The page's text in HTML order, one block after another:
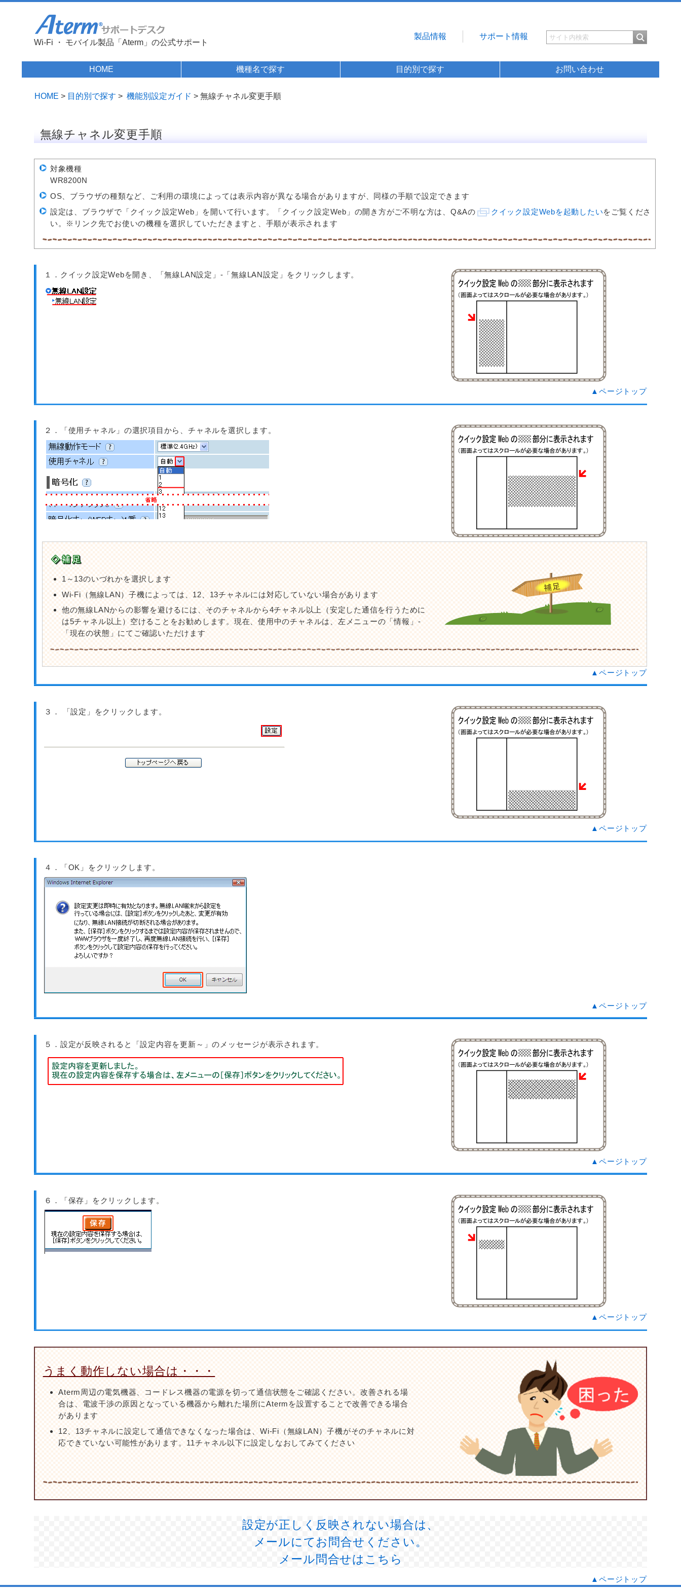
Wi-Fi ・ モバイル製品「Aterm」の公式サポート
製品情報 サポート情報
HOME 機種名で探す 目的別で探す お問い合わせ
HOME > 目的別で探す >機能別設定ガイド > 無線チャネル変更手順
無線チャネル変更手順
対象機種
WR8200N
OS、ブラウザの種類など、ご利用の環境によっては表示内容が異なる場合がありますが、同様の手順で設定できます
設定は、ブラウザで「クイック設定Web」を開いて行います。「クイック設定Web」の開き方がご不明な方は、Q&Aの
クイック設定Webを起動したいをご覧くださ
い。※リンク先でお使いの機種を選択していただきますと、手順が表示されます
１．クイック設定Webを開き、「無線LAN設定」-「無線LAN設定」をクリックします。
▲ページトップ
２．「使用チャネル」の選択項目から、チャネルを選択します。
1～13のいづれかを選択します
Wi-Fi（無線LAN）子機によっては、12、13チャネルには対応していない場合があります
他の無線LANからの影響を避けるには、そのチャネルから4チャネル以上（安定した通信を行うために
は5チャネル以上）空けることをお勧めします。現在、使用中のチャネルは、左メニューの「情報」-
「現在の状態」にてご確認いただけます
▲ページトップ
３． 「設定」をクリックします。
▲ページトップ
４．「OK」をクリックします。
▲ページトップ
５．設定が反映されると「設定内容を更新～」のメッセージが表示されます。
▲ページトップ
６．「保存」をクリックします。
▲ページトップ
うまく動作しない場合は・・・
Aterm周辺の電気機器、コードレス機器の電源を切って通信状態をご確認ください。改善される場
合は、電波干渉の原因となっている機器から離れた場所にAtermを設置することで改善できる場合
があります
12、13チャネルに設定して通信できなくなった場合は、Wi-Fi（無線LAN）子機がそのチャネルに対
応できていない可能性があります。11チャネル以下に設定しなおしてみてください
設定が正しく反映されない場合は、
メールにてお問合せください。
メール問合せはこちら
▲ページトップ